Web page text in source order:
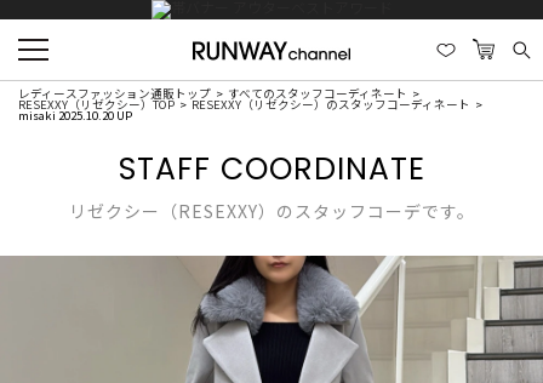
レディースファッション通販トップ すべてのスタッフコーディネート
RESEXXY（リゼクシー）TOP RESEXXY（リゼクシー）のスタッフコーディネート
misaki 2025.10.20 UP
STAFF COORDINATE
リゼクシー（RESEXXY）のスタッフコーデです。